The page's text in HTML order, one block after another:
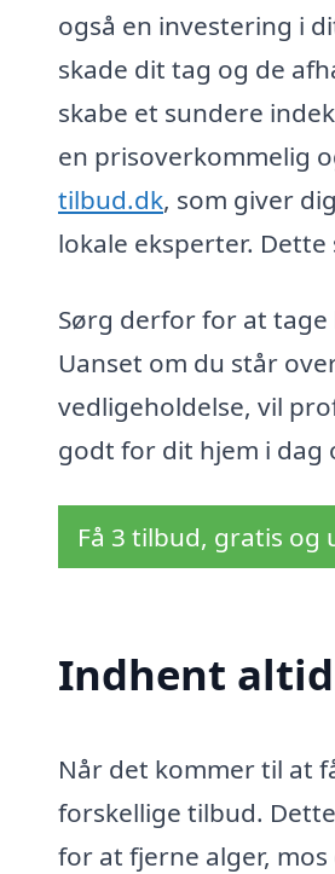
også en investering i
skade dit tag og de
skabe et sundere
en prisoverkommelig
tilbud.dk, som giver
lokale eksperter.
Sørg derfor for at
Uanset om du står
vedligeholdelse, vil
godt for dit hjem i dag
Få 3 tilbud, gratis
Indhent
Når det kommer til at
forskellige tilbud.
for at fjerne alger,